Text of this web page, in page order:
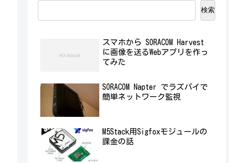
検索
スマホから SORACOM Harvest
に画像を送るWebアプリを作っ
てみた
SORACOM Napter でラズパイで
簡単ネットワーク監視
M5Stack用Sigfoxモジュールの
課金の話